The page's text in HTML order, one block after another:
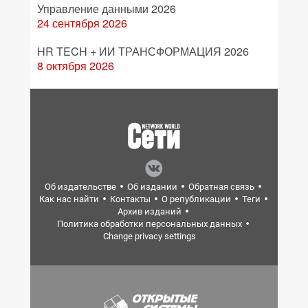
Управление данными 2026
24 сентября 2026
HR TECH + ИИ ТРАНСФОРМАЦИЯ 2026
8 октября 2026
Об издательстве Об издании
Обратная связь
Как нас найти
Контакты О републикации
Теги
Архив изданий
Политика обработки персональных данных
Change privacy settings